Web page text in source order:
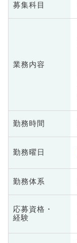
募集科目
業務内容
勤務時間
勤務曜日
勤務体系
応募資格・
経験